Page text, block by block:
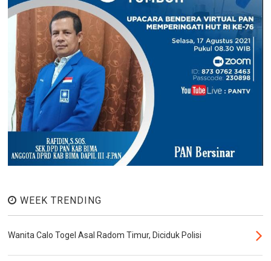
WEEK TRENDING
Wanita Calo Togel Asal Radom Timur, Diciduk Polisi